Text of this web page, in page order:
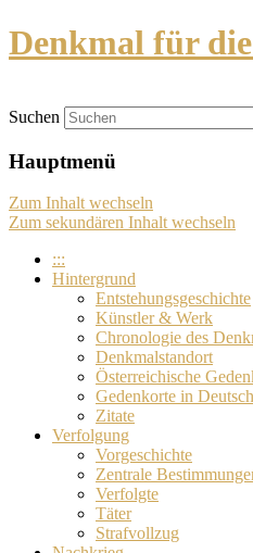
Denkmal für
Suchen
Hauptmenü
Zum Inhalt wechseln
Zum sekundären Inhalt wechseln
:::
Hintergrund
Entstehungsgeschichte
Künstler & Werk
Chronologie des
Denkmalstandort
Österreichische
Gedenkorte in
Zitate
Verfolgung
Vorgeschichte
Zentrale
Verfolgte
Täter
Strafvollzug